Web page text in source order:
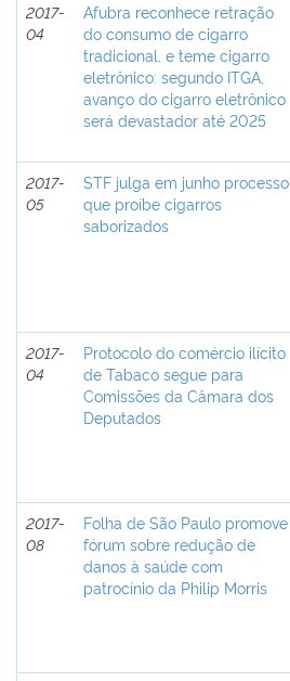
2017-
04
Afubra reconhece retração
do consumo de cigarro
tradicional, e teme cigarro
eletrônico: segundo ITGA,
avanço do cigarro eletrônico
será devastador até 2025
2017-
05
STF julga em junho processo
que proíbe cigarros
saborizados
2017-
04
Protocolo do comércio ilícito
de Tabaco segue para
Comissões da Câmara dos
Deputados
2017-
08
Folha de São Paulo promove
fórum sobre redução de
danos à saúde com
patrocínio da Philip Morris